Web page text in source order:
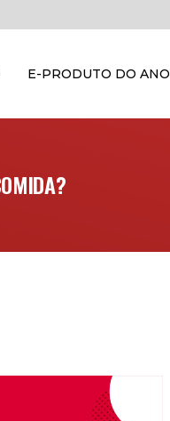
E-PRODUTO DO ANO